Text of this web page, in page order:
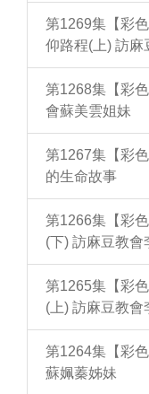
第1269集【彩
仰路程(上) 訪麻
第1268集【彩
會蘇美雲姐妹
第1267集【彩
的生命故事
第1266集【彩
(下) 訪麻豆教會
第1265集【彩
(上) 訪麻豆教會
第1264集【彩
蘇姵蓁姊妹